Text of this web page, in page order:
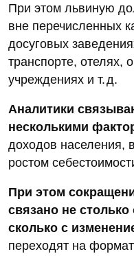
При этом львиную
вне перечисленных
досуговых
транспорте, отелях,
учреждениях и т. д.
Аналитики
несколькими
доходов населения,
ростом
При этом
связано не
сколько с
переходят на